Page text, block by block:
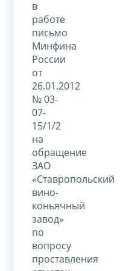
в
работе
письмо
Минфина
России
от
26.01.2012
№ 03-
07-
15/1/2
на
обращение
ЗАО
«Ставропольский
вино-
коньячный
завод»
по
вопросу
проставления